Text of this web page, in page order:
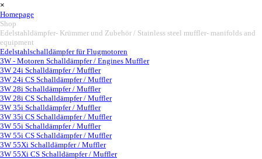
×
Homepage
Shop
Edelstahldämpfer- Krümmer und Zubehör / Stainless steel muffler- manifolds and
equipment
Edelstahlschalldämpfer für Flugmotoren
3W - Motoren Schalldämpfer / Engines Muffler▼
3W 24i Schalldämpfer / Muffler
3W 24i CS Schalldämpfer / Muffler
3W 28i Schalldämpfer / Muffler
3W 28i CS Schalldämpfer / Muffler
3W 35i Schalldämpfer / Muffler
3W 35i CS Schalldämpfer / Muffler
3W 55i Schalldämpfer / Muffler
3W 55i CS Schalldämpfer / Muffler
3W 55Xi Schalldämpfer / Muffler
3W 55Xi CS Schalldämpfer / Muffler